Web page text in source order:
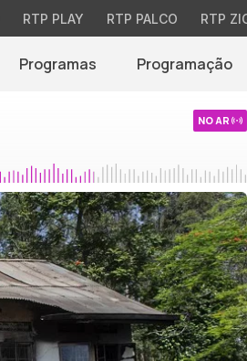
RTP PLAY RTP PALCO RTP
Programas Programação
NO AR